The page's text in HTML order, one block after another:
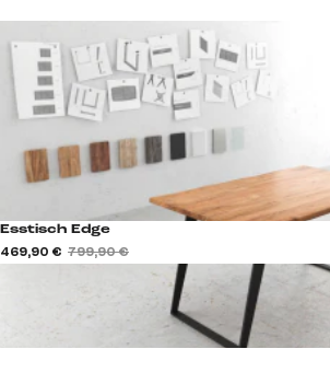
Esstisch Edge
469,90 € 799,90 €